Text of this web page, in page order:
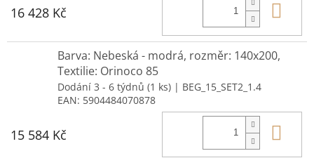
16 428 Kč
Barva: Nebeská - modrá, rozměr: 140x200,
Textilie: Orinoco 85
Dodání 3 - 6 týdnů (1 ks) | BEG_15_SET2_1.4
EAN: 5904484070878
15 584 Kč